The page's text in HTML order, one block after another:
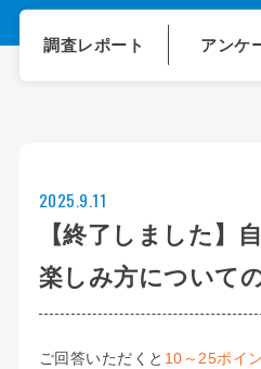
調査レポート アンケ
【終了しました】
楽しみ方について
2025.9.11
ご回答いただくと 10～25ポイ